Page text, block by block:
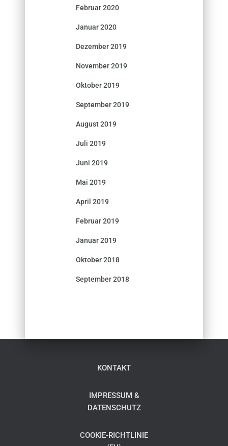
Februar 2020
Januar 2020
Dezember 2019
November 2019
Oktober 2019
September 2019
August 2019
Juli 2019
Juni 2019
Mai 2019
April 2019
Februar 2019
Januar 2019
Oktober 2018
September 2018
KONTAKT
IMPRESSUM &
DATENSCHUTZ
COOKIE-RICHTLINIE